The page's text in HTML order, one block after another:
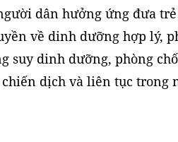
dân hưởng ứng đưa
về dinh dưỡng hợp lý,
suy dinh dưỡng, phòng
dịch và liên tục trong